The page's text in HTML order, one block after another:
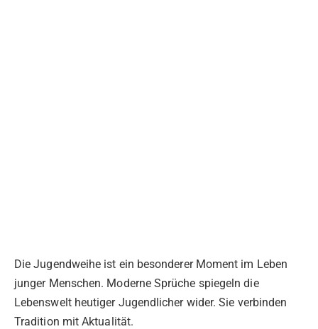
Die Jugendweihe ist ein besonderer Moment im Leben
junger Menschen. Moderne Sprüche spiegeln die
Lebenswelt heutiger Jugendlicher wider. Sie verbinden
Tradition mit Aktualität.